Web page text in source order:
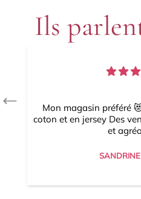
Ils
Mon magasin préféré
coton et en jersey Des
et